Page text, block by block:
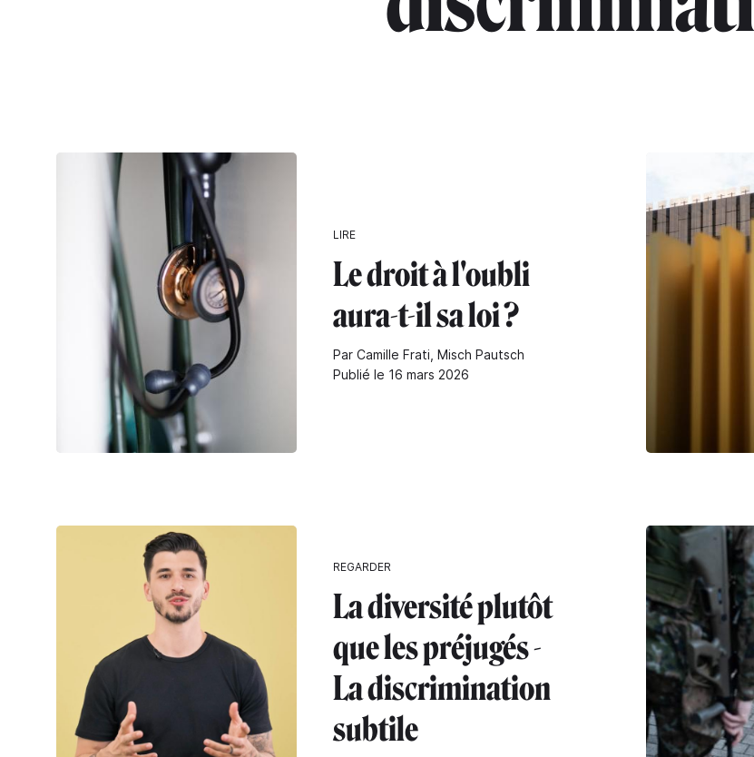
LIRE
Le droit à l'oubli
aura-t-il sa loi ?
Par Camille Frati, Misch Pautsch
Publié le 16 mars 2026
REGARDER
La diversité plutôt
que les préjugés -
La discrimination
subtile